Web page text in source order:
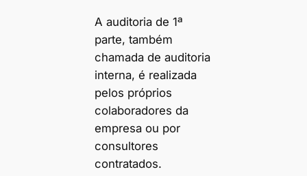
A auditoria de 1ª
parte, também
chamada de auditoria
interna, é realizada
pelos próprios
colaboradores da
empresa ou por
consultores
contratados.